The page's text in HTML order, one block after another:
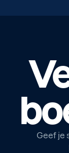
Geef je